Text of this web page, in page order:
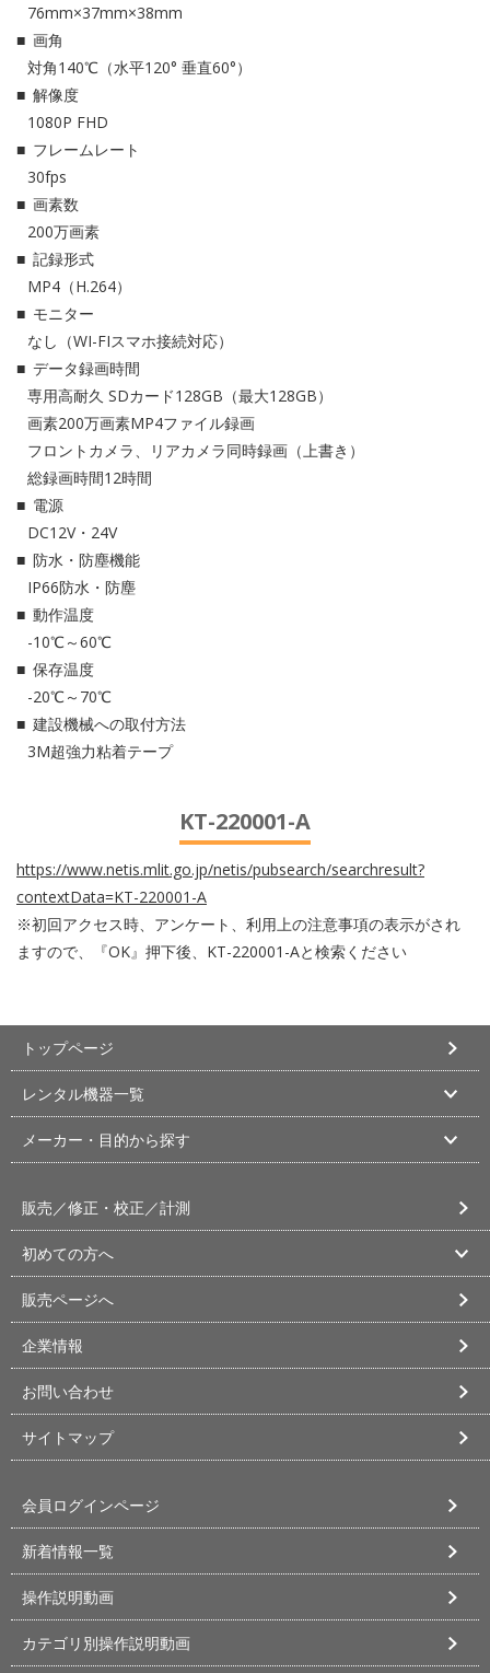
76mm×37mm×38mm
画角
対角140℃（水平120° 垂直60°）
解像度
1080P FHD
フレームレート
30fps
画素数
200万画素
記録形式
MP4（H.264）
モニター
なし（WI-FIスマホ接続対応）
データ録画時間
専用高耐久 SDカード128GB（最大128GB）
画素200万画素MP4ファイル録画
フロントカメラ、リアカメラ同時録画（上書き）
総録画時間12時間
電源
DC12V・24V
防水・防塵機能
IP66防水・防塵
動作温度
-10℃～60℃
保存温度
-20℃～70℃
建設機械への取付方法
3M超強力粘着テープ
KT-220001-A
https://www.netis.mlit.go.jp/netis/pubsearch/searchresult?
contextData=KT-220001-A
※初回アクセス時、アンケート、利用上の注意事項の表示がされ
ますので、『OK』押下後、KT-220001-Aと検索ください
トップページ
レンタル機器一覧
メーカー・目的から探す
販売／修正・校正／計測
初めての方へ
販売ページへ
企業情報
お問い合わせ
サイトマップ
会員ログインページ
新着情報一覧
操作説明動画
カテゴリ別操作説明動画